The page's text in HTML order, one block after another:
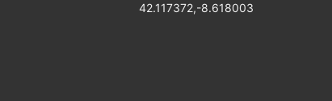
42.117372,-8.618003